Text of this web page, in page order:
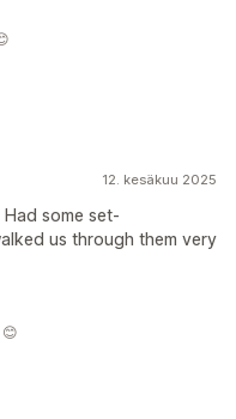
12. kesäkuu 2025
some set-
us through them very